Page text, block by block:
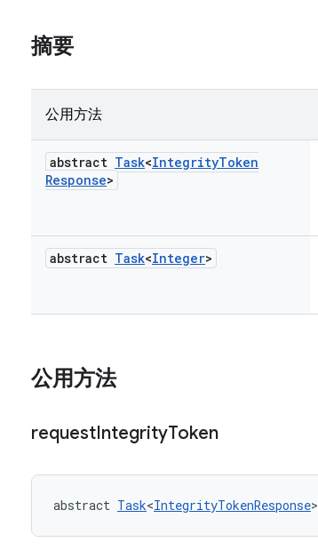
摘要
公用方法
abstract Task<IntegrityToken
Response>
abstract Task<Integer>
公用方法
requestIntegrityToken
abstract Task<IntegrityTokenResponse>